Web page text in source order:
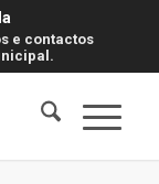
e contactos